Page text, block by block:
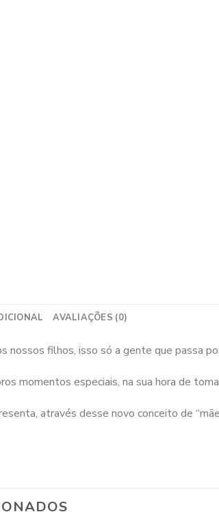
AVALIAÇÕES (0)
nossos filhos, isso só a gente que passa
momentos especiais, na sua hora de
através desse novo conceito de